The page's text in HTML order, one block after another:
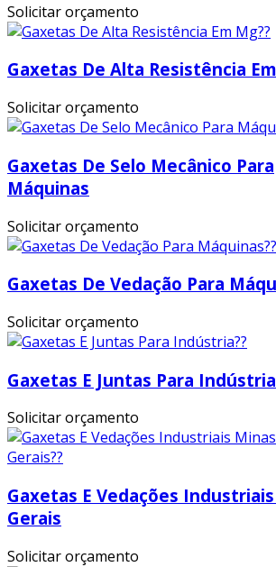
Solicitar orçamento
Gaxetas De Alta Resistência
Solicitar orçamento
Gaxetas De Selo Mecânico Para
Máquinas
Solicitar orçamento
Gaxetas De Vedação Para
Solicitar orçamento
Gaxetas E Juntas Para Indústria
Solicitar orçamento
Gaxetas E Vedações
Gerais
Solicitar orçamento